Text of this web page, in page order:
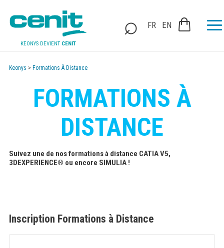
KEONYS DEVIENT CENIT
FR EN
Keonys > Formations À Distance
FORMATIONS À
DISTANCE
Suivez une de nos formations à distance CATIA V5,
3DEXPERIENCE® ou encore SIMULIA !
Inscription Formations à Distance